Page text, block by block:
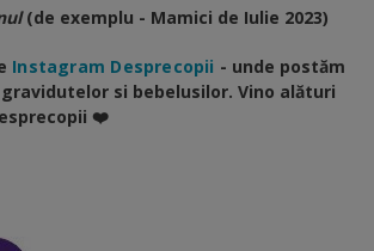
(de exemplu - Mamici de Iulie 2023)
Instagram Desprecopii - unde postăm
si bebelusilor. Vino alături
❤️